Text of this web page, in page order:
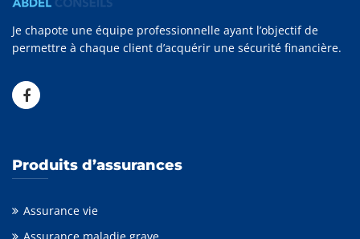
Je chapote une équipe professionnelle ayant l’objectif de
permettre à chaque client d’acquérir une sécurité financière.
Produits d’assurances
Assurance vie